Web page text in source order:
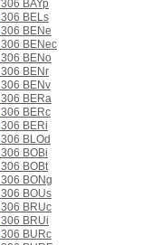
306 BAYp
306 BELs
306 BENe
306 BENec
306 BENo
306 BENr
306 BENv
306 BERa
306 BERc
306 BERi
306 BLOd
306 BOBi
306 BOBt
306 BONg
306 BOUs
306 BRUc
306 BRUi
306 BURc